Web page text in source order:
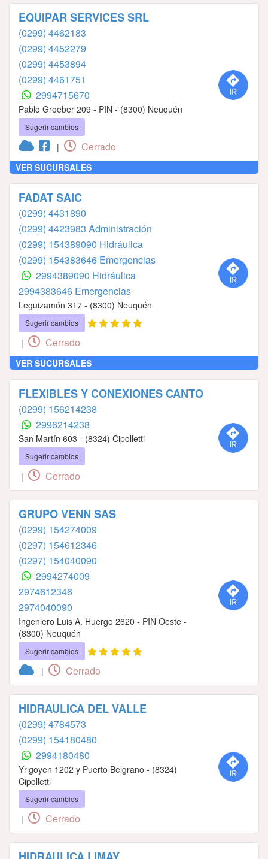
EQUIPAR SERVICES SRL
(0299) 4462183
(0299) 4452279
(0299) 4453894
(0299) 4461751
2994715670
Pablo Groeber 209 - PIN - (8300) Neuquén
Sugerir cambios
| Cerrado
VER SUCURSALES
FADAT SAIC
(0299) 4431890
(0299) 4423983 Administración
(0299) 154389090 Hidráulica
(0299) 154383646 Emergencias
2994389090 Hidráulica
2994383646 Emergencias
Leguizamón 317 - (8300) Neuquén
Sugerir cambios
| Cerrado
VER SUCURSALES
FLEXIBLES Y CONEXIONES CANTO
(0299) 156214238
2996214238
San Martín 603 - (8324) Cipolletti
Sugerir cambios
| Cerrado
GRUPO VENN SAS
(0299) 154274009
(0297) 154612346
(0297) 154040090
2994274009
2974612346
2974040090
Ingeniero Luis A. Huergo 2620 - PIN Oeste -
(8300) Neuquén
Sugerir cambios
| Cerrado
HIDRAULICA DEL VALLE
(0299) 4784573
(0299) 154180480
2994180480
Yrigoyen 1202 y Puerto Belgrano - (8324)
Cipolletti
Sugerir cambios
| Cerrado